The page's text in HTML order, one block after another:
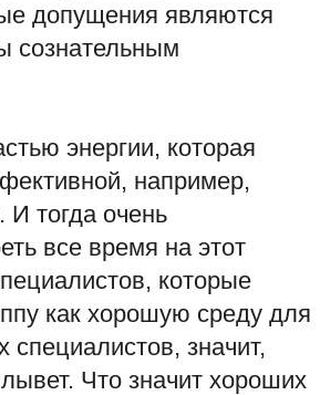
допущения являются
сознательным
энергии, которая
например,
И тогда очень
все время на этот
которые
как хорошую среду для
значит,
Что значит хороших